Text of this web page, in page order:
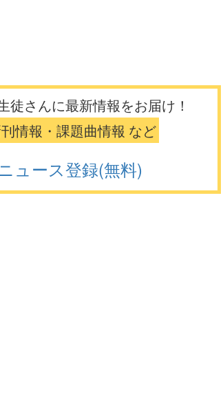
徒さんに最新情報をお届け！
情報・課題曲情報 など
ュース登録(無料)